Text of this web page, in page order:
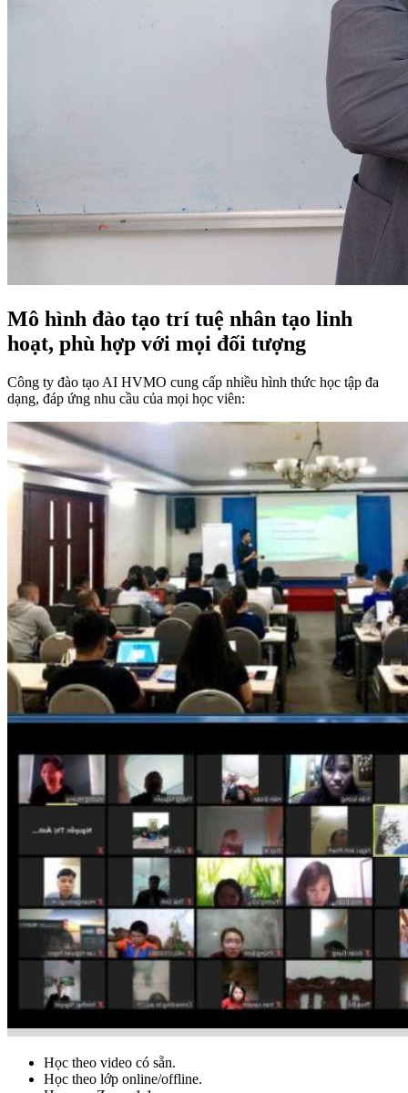
Mô hình đào tạo trí tuệ nhân tạo linh
hoạt, phù hợp với mọi đối tượng
Công ty đào tạo AI HVMO cung cấp nhiều hình thức học tập đa
dạng, đáp ứng nhu cầu của mọi học viên:
Học theo video có sẵn.
Học theo lớp online/offline.